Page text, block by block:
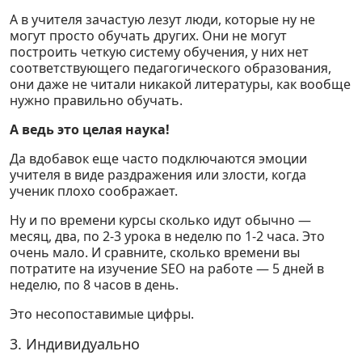
А в учителя зачастую лезут люди, которые ну не
могут просто обучать других. Они не могут
построить четкую систему обучения, у них нет
соответствующего педагогического образования,
они даже не читали никакой литературы, как вообще
нужно правильно обучать.
А ведь это целая наука!
Да вдобавок еще часто подключаются эмоции
учителя в виде раздражения или злости, когда
ученик плохо соображает.
Ну и по времени курсы сколько идут обычно —
месяц, два, по 2-3 урока в неделю по 1-2 часа. Это
очень мало. И сравните, сколько времени вы
потратите на изучение SEO на работе — 5 дней в
неделю, по 8 часов в день.
Это несопоставимые цифры.
3. Индивидуально